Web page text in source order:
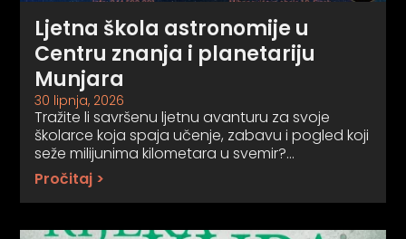
Ljetna škola astronomije u
Centru znanja i planetariju
Munjara
30 lipnja, 2026
Tražite li savršenu ljetnu avanturu za svoje
školarce koja spaja učenje, zabavu i pogled koji
seže milijunima kilometara u svemir?…
Pročitaj >